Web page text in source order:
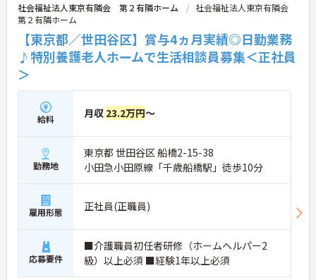
社会福祉法人東京有隣会 第２有隣ホーム
社会福祉法人東京有隣会
第２有隣ホーム
【東京都／世田谷区】賞与4ヵ月実績◎日勤業務
♪特別養護老人ホームで生活相談員募集＜正社員
＞
給料 月収 23.2万円～
勤務地
東京都 世田谷区 船橋2-15-38
小田急小田原線「千歳船橋駅」徒歩10分
雇用形態 正社員(正職員)
応募要件
■介護職員初任者研修（ホームヘルパー2
級）以上必須 ■経験1年以上必須